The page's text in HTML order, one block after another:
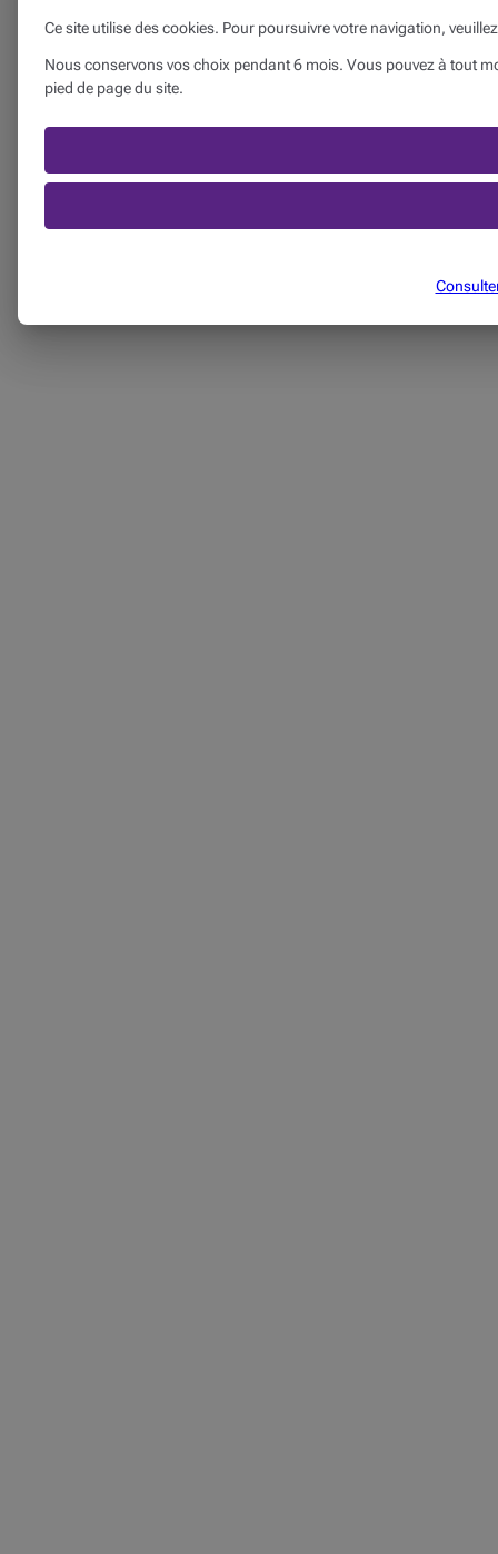
Ce site utilise des cookies. Pour poursuivre votre navigation,
Nous conservons vos choix pendant 6 mois. Vous pouvez à tout
pied de page du site.